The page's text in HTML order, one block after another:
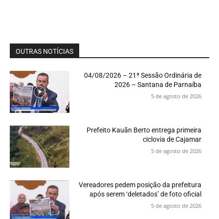
OUTRAS NOTÍCIAS
04/08/2026 – 21ª Sessão Ordinária de
2026 – Santana de Parnaíba
5 de agosto de 2026
Prefeito Kauãn Berto entrega primeira
ciclovia de Cajamar
5 de agosto de 2026
Vereadores pedem posição da prefeitura
após serem ‘deletados’ de foto oficial
5 de agosto de 2026